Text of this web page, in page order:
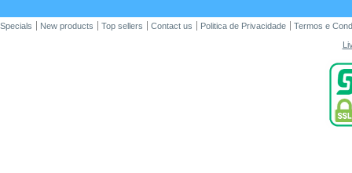
Specials New products Top sellers Contact us Politica de Privacidade
Termos e